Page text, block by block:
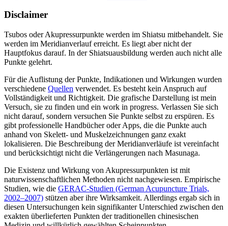
Disclaimer
Tsubos oder Akupressurpunkte werden im Shiatsu mitbehandelt. Sie
werden im Meridianverlauf erreicht. Es liegt aber nicht der
Hauptfokus darauf. In der Shiatsuausbildung werden auch nicht alle
Punkte gelehrt.
Für die Auflistung der Punkte, Indikationen und Wirkungen wurden
verschiedene Quellen verwendet. Es besteht kein Anspruch auf
Vollständigkeit und Richtigkeit. Die grafische Darstellung ist mein
Versuch, sie zu finden und ein work in progress. Verlassen Sie sich
nicht darauf, sondern versuchen Sie Punkte selbst zu erspüren. Es
gibt professionelle Handbücher oder Apps, die die Punkte auch
anhand von Skelett- und Muskelzeichnungen ganz exakt
lokalisieren. Die Beschreibung der Meridianverläufe ist vereinfacht
und berücksichtigt nicht die Verlängerungen nach Masunaga.
Die Existenz und Wirkung von Akupressurpunkten ist mit
naturwissenschaftlichen Methoden nicht nachgewiesen. Empirische
Studien, wie die GERAC-Studien (German Acupuncture Trials,
2002–2007) stützen aber ihre Wirksamkeit. Allerdings ergab sich in
diesen Untersuchungen kein signifikanter Unterschied zwischen den
exakten überlieferten Punkten der traditionellen chinesischen